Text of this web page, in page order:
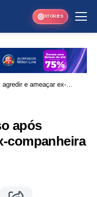
STORIES
e ameaçar ex-
após
companheira